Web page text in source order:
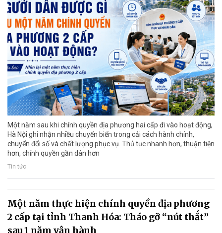
Một năm sau khi chính quyền địa phương hai cấp đi vào hoạt động,
Hà Nội ghi nhận nhiều chuyển biến trong cải cách hành chính,
chuyển đổi số và chất lượng phục vụ. Thủ tục nhanh hơn, thuận tiện
hơn, chính quyền gần dân hơn
Tin tức
Một năm thực hiện chính quyền địa phương
2 cấp tại tỉnh Thanh Hóa: Tháo gỡ “nút thắt”
sau 1 năm vận hành